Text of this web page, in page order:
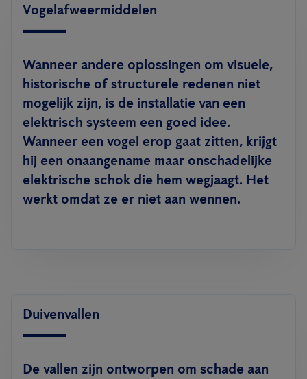
Vogelafweermiddelen
Wanneer andere oplossingen om visuele,
historische of structurele redenen niet
mogelijk zijn, is de installatie van een
elektrisch systeem een goed idee.
Wanneer een vogel erop gaat zitten, krijgt
hij een onaangename maar onschadelijke
elektrische schok die hem wegjaagt. Het
werkt omdat ze er niet aan wennen.
Duivenvallen
De vallen zijn ontworpen om schade aan